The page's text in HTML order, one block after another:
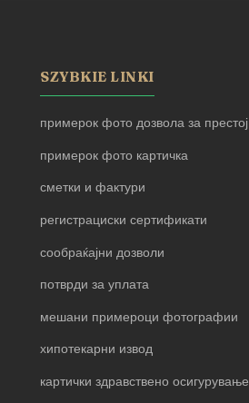
SZYBKIE LINKI
примерок фото дозвола за престој
примерок фото картичка
сметки и фактури
регистрациски сертификати
сообраќајни дозволи
потврди за уплата
мешани примероци фотографии
хипотекарни извод
картички здравствено осигурување